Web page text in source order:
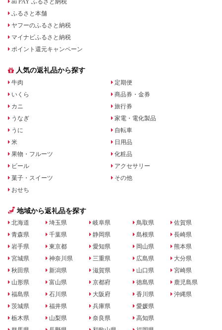
au PAY ふるさと納税
ふるさと本舗
ヤフーのふるさと納税
マイナビふるさと納税
ポイント還元キャンペーン
人気の返礼品から探す
牛肉
いくら
カニ
うなぎ
うに
米
果物・フルーツ
ビール
菓子・スイーツ
おせち
定期便
商品券・金券
旅行券
家電・電化製品
自転車
日用品
化粧品
アクセサリー
その他
地域から返礼品を探す
北海道
青森県
岩手県
宮城県
秋田県
山形県
福島県
茨城県
栃木県
埼玉県
千葉県
東京都
神奈川県
新潟県
富山県
石川県
福井県
山梨県
岐阜県
静岡県
愛知県
三重県
滋賀県
京都府
大阪府
兵庫県
奈良県
鳥取県
島根県
岡山県
広島県
山口県
徳島県
香川県
愛媛県
高知県
佐賀県
長崎県
熊本県
大分県
宮崎県
鹿児島県
沖縄県